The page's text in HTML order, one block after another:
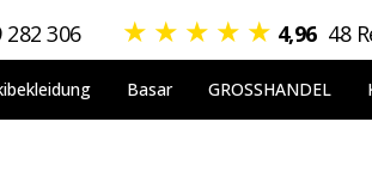
282 306 ★ ★ ★ ★ ★ 4,96 48
Basar GROSSHANDEL